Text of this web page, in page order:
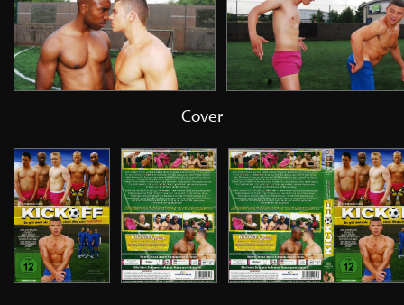
Cover